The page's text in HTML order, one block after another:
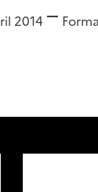
2014